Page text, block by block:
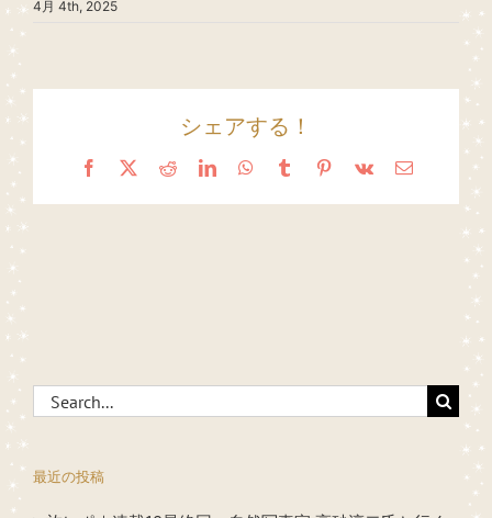
4月 4th, 2025
シェアする！
Facebook
X RedditLinkedInWhatsApp
TumblrPinterest
Vk Email
Search
for:
最近の投稿